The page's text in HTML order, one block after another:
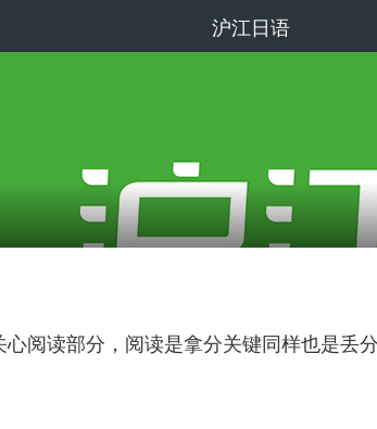
沪江日语
阅读部分，阅读是拿分关键同样也是丢